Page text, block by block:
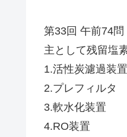
第33回 午前74問
主として残留塩
1.活性炭濾過装置
2.プレフィルタ
3.軟水化装置
4.RO装置